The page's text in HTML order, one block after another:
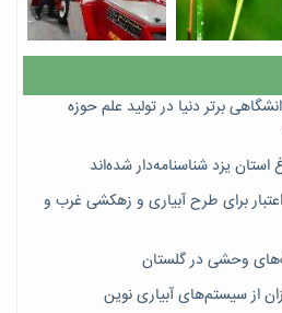
در جمع ۳ مرکز دانشگاهی برتر دنیا در تولید علم حوزه
تومان اعتبار برای طرح آبیاری و زهکشی غرب و
وحشی در گلستان
از سیستم‌های آبیاری نوین